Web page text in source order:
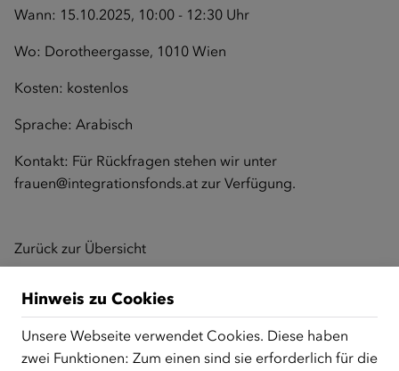
Wann: 15.10.2025, 10:00 - 12:30 Uhr
Wo: Dorotheergasse, 1010 Wien
Kosten: kostenlos
Sprache: Arabisch
Kontakt: Für Rückfragen stehen wir unter
frauen@integrationsfonds.at zur Verfügung.
Zurück zur Übersicht
ÜBER UNS
Der Österreichische Integrationsfonds (ÖIF) ist ein Fonds der
Hinweis zu Cookies
Unsere Webseite verwendet Cookies. Diese haben
zwei Funktionen: Zum einen sind sie erforderlich für die